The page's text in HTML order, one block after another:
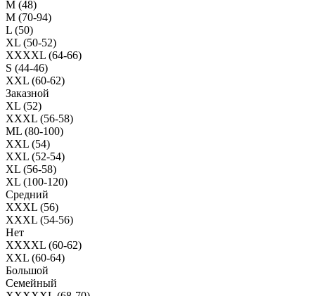
M (48)
M (70-94)
L (50)
XL (50-52)
XXXXL (64-66)
S (44-46)
XXL (60-62)
Заказной
XL (52)
XXXL (56-58)
ML (80-100)
XXL (54)
XXL (52-54)
XL (56-58)
XL (100-120)
Средний
XXXL (56)
XXXL (54-56)
Нет
XXXXL (60-62)
XXL (60-64)
Большой
Семейный